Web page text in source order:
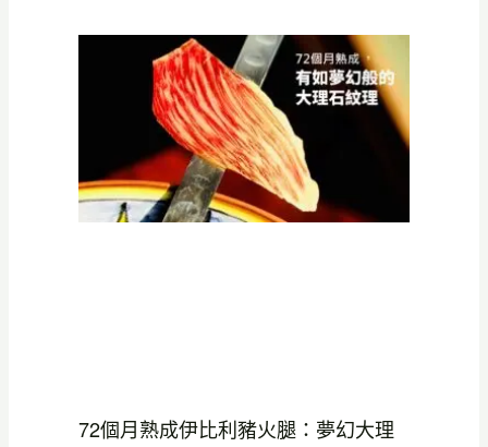
72個月熟成伊比利豬火腿：夢幻大理